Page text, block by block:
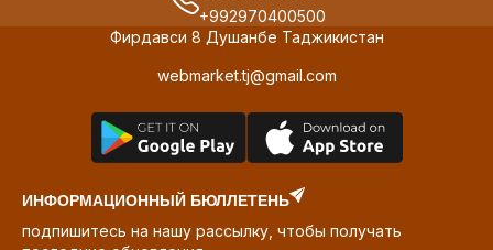
+992970400500
Фирдавси 8 Душанбе Таджикистан
webmarket.tj@gmail.com
ИНФОРМАЦИОННЫЙ БЮЛЛЕТЕНЬ
подпишитесь на нашу рассылку, чтобы получать